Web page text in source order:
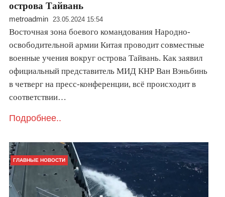
острова Тайвань
metroadmin 23.05.2024 15:54
Восточная зона боевого командования Народно-
освободительной армии Китая проводит совместные
военные учения вокруг острова Тайвань. Как заявил
официальный представитель МИД КНР Ван Вэньбинь
в четверг на пресс-конференции, всё происходит в
соответствии…
Подробнее..
ГЛАВНЫЕ НОВОСТИ